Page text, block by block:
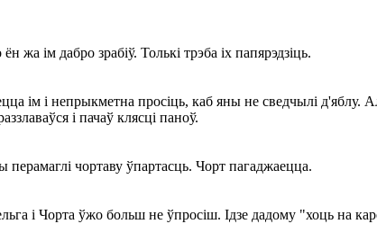
ім дабро зрабіў. Толькі трэба іх папярэдзіць.
ім і непрыкметна просіць, каб яны не сведчылі д'яблу.
і пачаў клясці паноў.
перамаглі чортаву ўпартасць. Чорт пагаджаецца.
і Чорта ўжо больш не ўпросіш. Ідзе дадому "хоць на